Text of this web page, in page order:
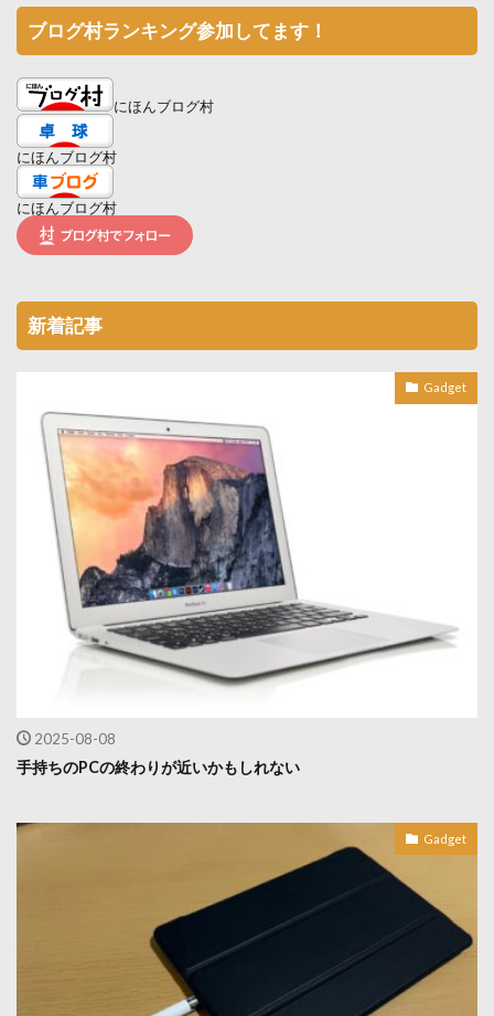
ブログ村ランキング参加してます！
にほんブログ村
にほんブログ村
にほんブログ村
新着記事
Gadget
2025-08-08
手持ちのPCの終わりが近いかもしれない
Gadget